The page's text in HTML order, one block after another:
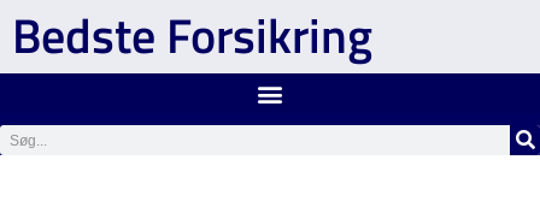
Bedste Forsikring